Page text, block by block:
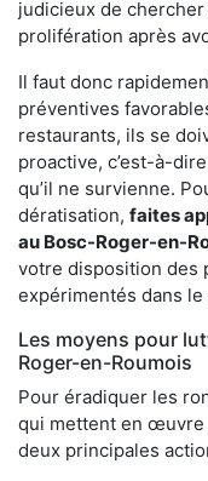
judicieux de
prolifération après
Il faut donc
préventives
restaurants, ils se
proactive, c’est-à-
qu’il ne survienne.
dératisation, faites
au Bosc-Roger-en-
votre disposition des
expérimentés dans le
Les moyens pour
Roger-en-Roumois
Pour éradiquer les
qui mettent en œuvre
deux principales